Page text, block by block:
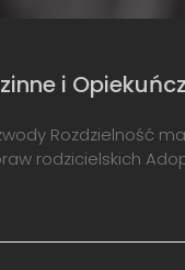
i
Rozdzielność
rodzicielskich